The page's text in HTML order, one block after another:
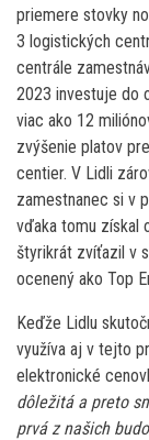
priemere stovky
3 logistických
centrále
2023 investuje do
viac ako 12
zvýšenie platov
centier. V Lidli
zamestnanec si v
vďaka tomu získal
štyrikrát zvíťazil v
ocenený ako Top
Keďže Lidlu
využíva aj v tejto
elektronické
dôležitá a preto
prvá z našich